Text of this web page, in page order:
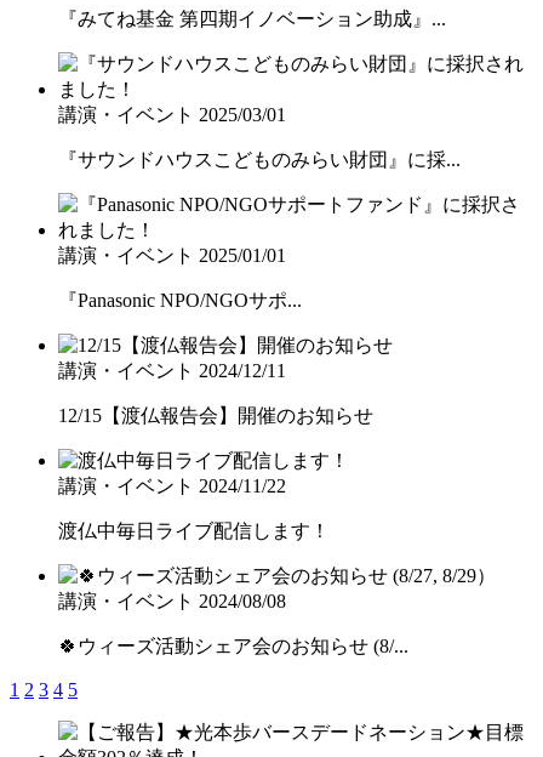
『みてね基金 第四期イノベーション助成』...
講演・イベント 2025/03/01
『サウンドハウスこどものみらい財団』に採...
講演・イベント 2025/01/01
『Panasonic NPO/NGOサポ...
講演・イベント 2024/12/11
12/15【渡仏報告会】開催のお知らせ
講演・イベント 2024/11/22
渡仏中毎日ライブ配信します！
講演・イベント 2024/08/08
🍀ウィーズ活動シェア会のお知らせ (8/...
1 2 3 4 5